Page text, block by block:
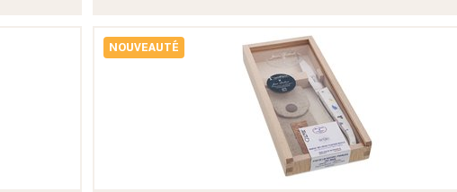
NOUVEAUTÉ